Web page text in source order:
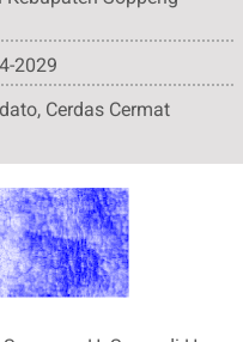
2029
Cerdas Cermat